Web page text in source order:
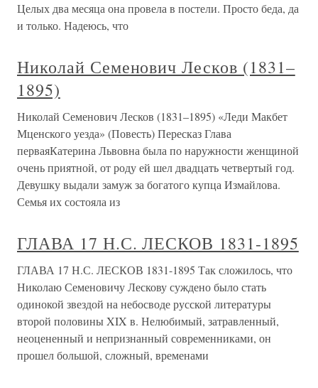
Целых два месяца она провела в постели. Просто беда, да
и только. Надеюсь, что
Николай Семенович Лесков (1831–
1895)
Николай Семенович Лесков (1831–1895) «Леди Макбет
Мценского уезда» (Повесть) Пересказ Глава
перваяКатерина Львовна была по наружности женщиной
очень приятной, от роду ей шел двадцать четвертый год.
Девушку выдали замуж за богатого купца Измайлова.
Семья их состояла из
ГЛАВА 17 Н.С. ЛЕСКОВ 1831-1895
ГЛАВА 17 Н.С. ЛЕСКОВ 1831-1895 Так сложилось, что
Николаю Семеновичу Лескову суждено было стать
одинокой звездой на небосводе русской литературы
второй половины XIX в. Нелюбимый, затравленный,
неоцененный и непризнанный современниками, он
прошел большой, сложный, временами